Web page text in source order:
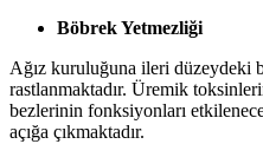
Böbrek Yetmezliği
Ağız kuruluğuna ileri düzeydeki
rastlanmaktadır. Üremik
bezlerinin fonksiyonları
açığa çıkmaktadır.